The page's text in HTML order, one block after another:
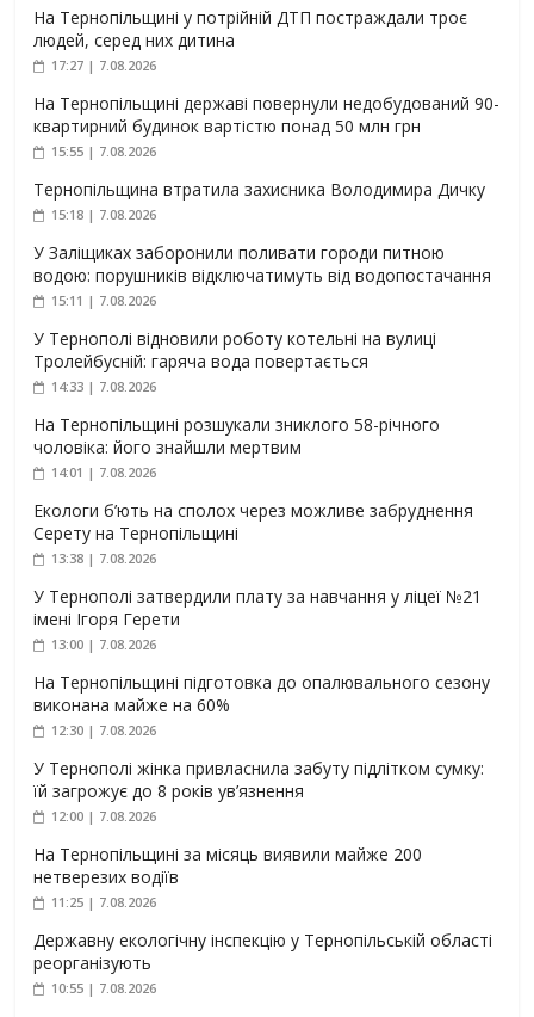
На Тернопільщині у потрійній ДТП постраждали троє
людей, серед них дитина
17:27 | 7.08.2026
На Тернопільщині державі повернули недобудований 90-
квартирний будинок вартістю понад 50 млн грн
15:55 | 7.08.2026
Тернопільщина втратила захисника Володимира Дичку
15:18 | 7.08.2026
У Заліщиках заборонили поливати городи питною
водою: порушників відключатимуть від водопостачання
15:11 | 7.08.2026
У Тернополі відновили роботу котельні на вулиці
Тролейбусній: гаряча вода повертається
14:33 | 7.08.2026
На Тернопільщині розшукали зниклого 58-річного
чоловіка: його знайшли мертвим
14:01 | 7.08.2026
Екологи б’ють на сполох через можливе забруднення
Серету на Тернопільщині
13:38 | 7.08.2026
У Тернополі затвердили плату за навчання у ліцеї №21
імені Ігоря Герети
13:00 | 7.08.2026
На Тернопільщині підготовка до опалювального сезону
виконана майже на 60%
12:30 | 7.08.2026
У Тернополі жінка привласнила забуту підлітком сумку:
їй загрожує до 8 років ув’язнення
12:00 | 7.08.2026
На Тернопільщині за місяць виявили майже 200
нетверезих водіїв
11:25 | 7.08.2026
Державну екологічну інспекцію у Тернопільській області
реорганізують
10:55 | 7.08.2026